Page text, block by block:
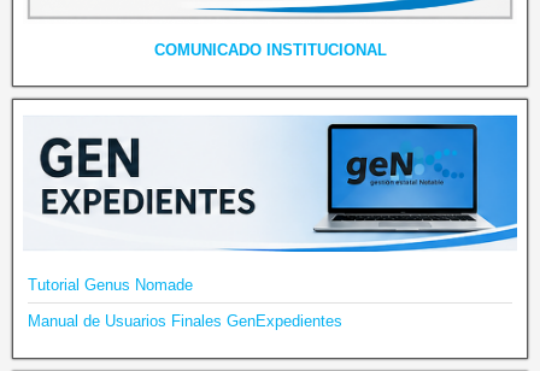
COMUNICADO INSTITUCIONAL
Tutorial Genus Nomade
Manual de Usuarios Finales GenExpedientes